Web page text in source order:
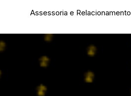
Assessoria e Relacionamento